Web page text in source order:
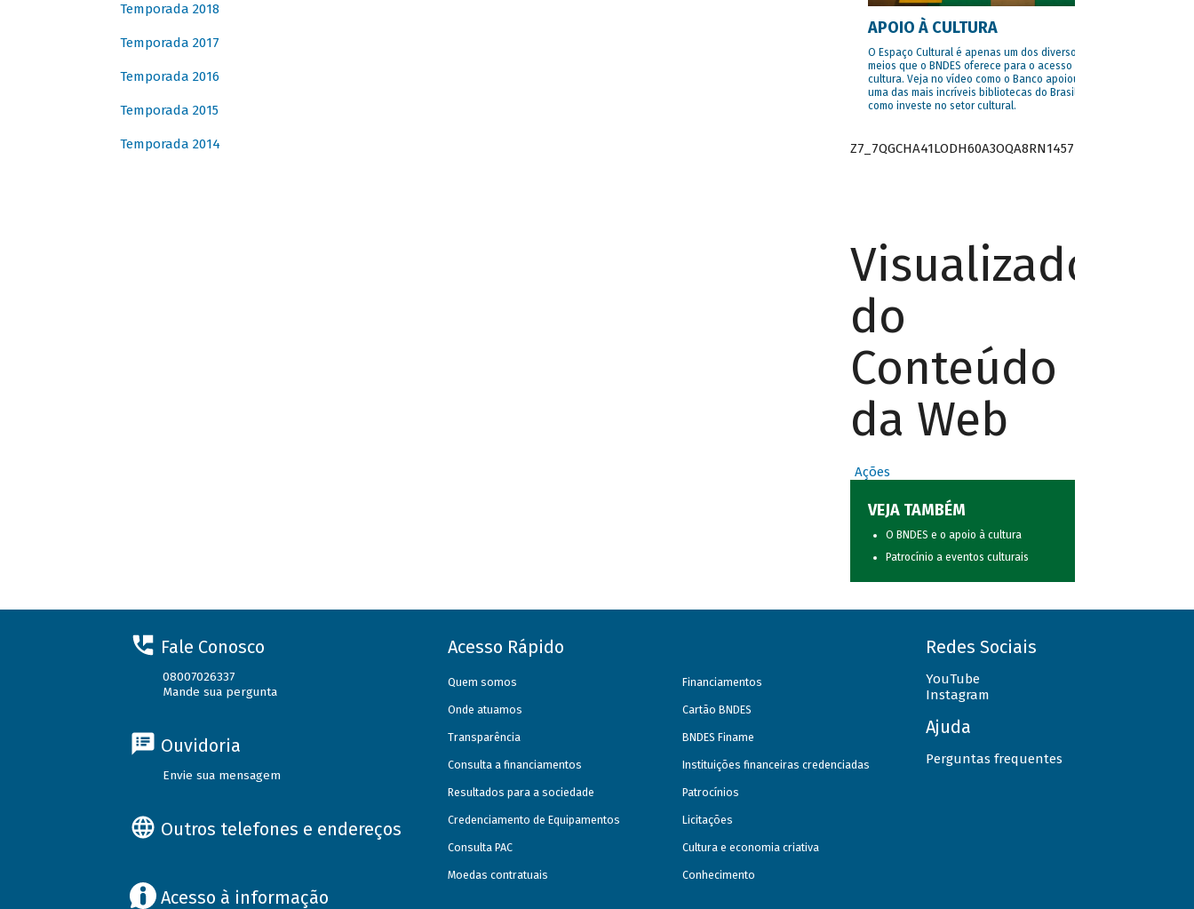
Temporada 2018
Temporada 2017
Temporada 2016
Temporada 2015
Temporada 2014
APOIO À CULTURA
O Espaço Cultural é apenas um dos diversos
meios que o BNDES oferece para o acesso à
cultura. Veja no vídeo como o Banco apoiou
uma das mais incríveis bibliotecas do Brasil e
como investe no setor cultural.
Z7_7QGCHA41LODH60A3OQA8RN1457
Visualizador
do
Conteúdo
da Web
Ações
VEJA TAMBÉM
O BNDES e o apoio à cultura
Patrocínio a eventos culturais
Fale Conosco
08007026337
Mande sua pergunta
Ouvidoria
Envie sua mensagem
Outros telefones e endereços
Acesso à informação
Acesso Rápido
Quem somos
Onde atuamos
Transparência
Consulta a financiamentos
Resultados para a sociedade
Credenciamento de Equipamentos
Consulta PAC
Moedas contratuais
Financiamentos
Cartão BNDES
BNDES Finame
Instituições financeiras credenciadas
Patrocínios
Licitações
Cultura e economia criativa
Conhecimento
Redes Sociais
YouTube
Instagram
Ajuda
Perguntas frequentes